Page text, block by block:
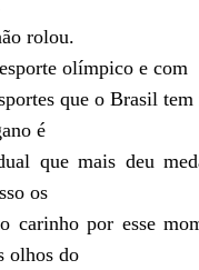
rolou.
olímpico e com
que o Brasil tem
é
que mais deu
os
carinho por esse
olhos do